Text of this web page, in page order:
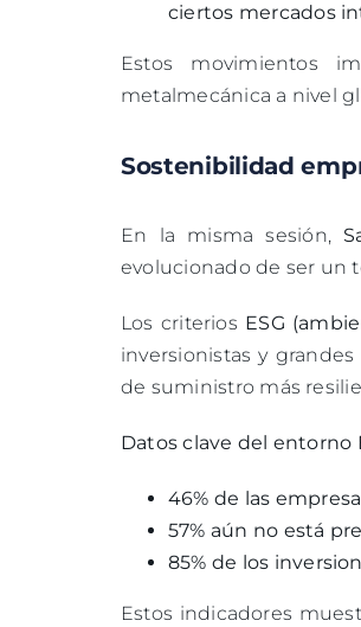
ciertos mercados
Estos movimientos
metalmecánica a nivel
Sostenibilidad
En la misma sesión,
evolucionado de ser un
Los criterios ESG
inversionistas y
de suministro más
Datos clave del entorno
46% de las
57% aún no está
85% de los
Estos indicadores